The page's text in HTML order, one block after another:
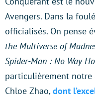
Avengers. Dans la
officialisés. On pense
the Multiverse of
Spider-Man : No Way
particulièrement
Chloe Zhao,dont